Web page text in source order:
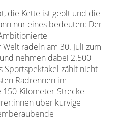
die Kette ist geölt und die
nur eines bedeuten: Der
radeln am 30. Juli zum
nehmen dabei 2.500
Sportspektakel zählt nicht
Radrennen im
Kilometer-Strecke
über kurvige